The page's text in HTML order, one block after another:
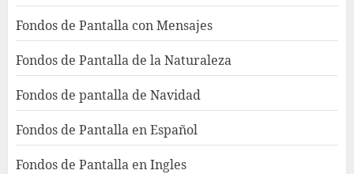
Fondos de Pantalla con Mensajes
Fondos de Pantalla de la Naturaleza
Fondos de pantalla de Navidad
Fondos de Pantalla en Español
Fondos de Pantalla en Ingles